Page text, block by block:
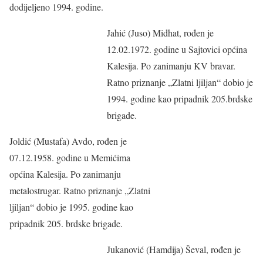
dodijeljeno 1994. godine.
Jahić (Juso) Midhat, rođen je
12.02.1972. godine u Sajtovici općina
Kalesija. Po zanimanju KV bravar.
Ratno priznanje „Zlatni ljiljan“ dobio je
1994. godine kao pripadnik 205.brdske
brigade.
Joldić (Mustafa) Avdo, rođen je
07.12.1958. godine u Memićima
općina Kalesija. Po zanimanju
metalostrugar. Ratno priznanje „Zlatni
ljiljan“ dobio je 1995. godine kao
pripadnik 205. brdske brigade.
Jukanović (Hamdija) Ševal, rođen je